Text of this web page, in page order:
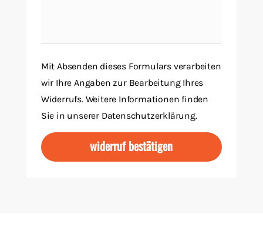
Mit Absenden dieses Formulars verarbeiten
wir Ihre Angaben zur Bearbeitung Ihres
Widerrufs.Weitere Informationen finden
Sie in unserer Datenschutzerklärung.